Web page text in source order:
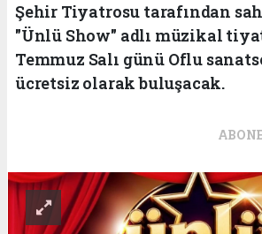
Şehir Tiyatrosu tarafından
"Ünlü Show" adlı müzikal
Temmuz Salı günü Oflu
ücretsiz olarak buluşacak.